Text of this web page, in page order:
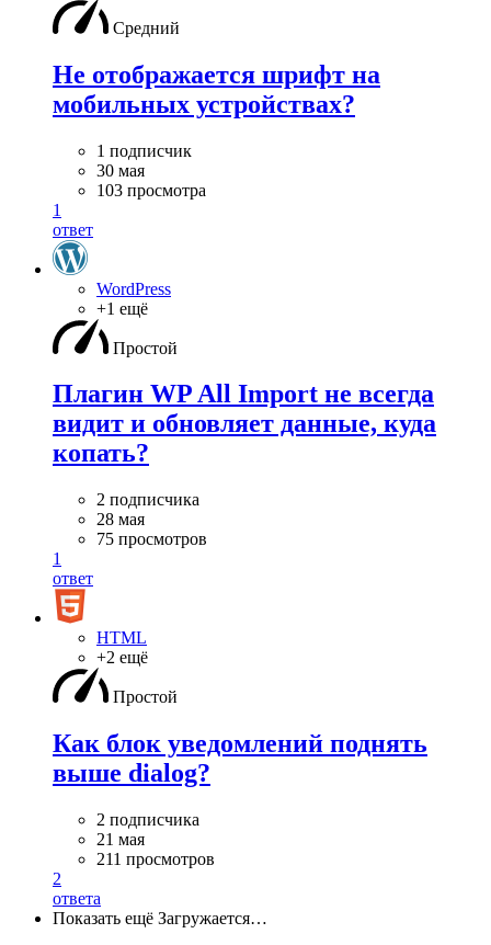
Средний
Не отображается шрифт на
мобильных устройствах?
1 подписчик
30 мая
103 просмотра
1
ответ
WordPress
+1 ещё
Простой
Плагин WP All Import не всегда
видит и обновляет данные, куда
копать?
2 подписчика
28 мая
75 просмотров
1
ответ
HTML
+2 ещё
Простой
Как блок уведомлений поднять
выше dialog?
2 подписчика
21 мая
211 просмотров
2
ответа
Показать ещё Загружается…